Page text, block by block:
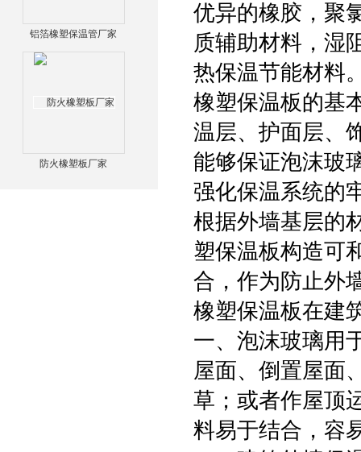
铝箔橡塑保温管厂家
防火橡塑板厂家
优异的橡胶，聚
质辅助材料，湿
热保温节能材料
橡塑保温板的基
温层、护面层、
能够保证泡沫玻
强化保温系统的
根据外墙基层的
塑保温板构造可
合，作为防止外
橡塑保温板在建
一、泡沫玻璃用
屋面、倒置屋面
草；或者作屋顶
料易于结合，容